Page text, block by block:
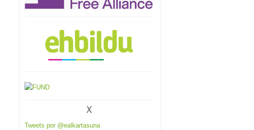
X
Tweets por @ealkartasuna